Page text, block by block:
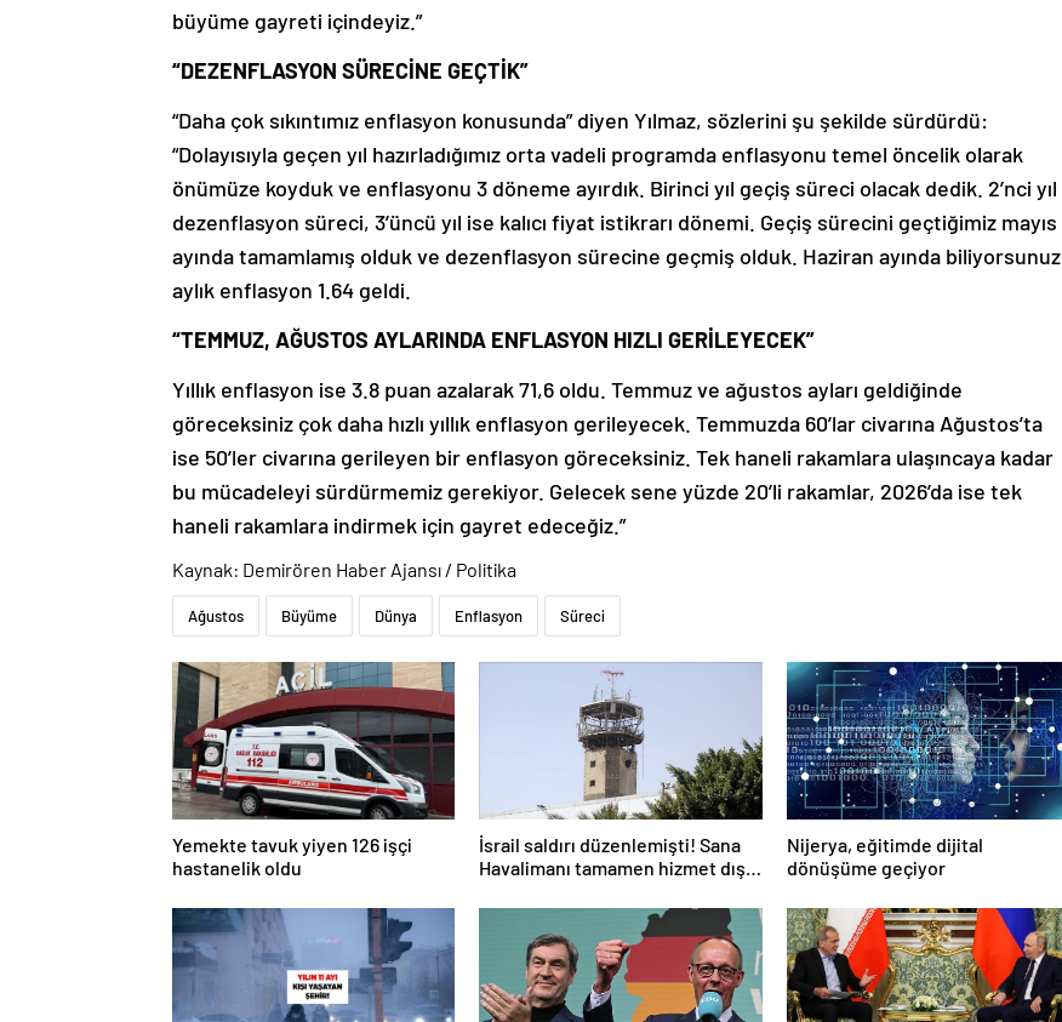
büyüme gayreti içindeyiz.”
“DEZENFLASYON SÜRECİNE GEÇTİK”
“Daha çok sıkıntımız enflasyon konusunda” diyen Yılmaz, sözlerini şu şekilde sürdürdü:
“Dolayısıyla geçen yıl hazırladığımız orta vadeli programda enflasyonu temel öncelik olarak
önümüze koyduk ve enflasyonu 3 döneme ayırdık. Birinci yıl geçiş süreci olacak dedik. 2’nci yıl
dezenflasyon süreci, 3’üncü yıl ise kalıcı fiyat istikrarı dönemi. Geçiş sürecini geçtiğimiz mayıs
ayında tamamlamış olduk ve dezenflasyon sürecine geçmiş olduk. Haziran ayında biliyorsunuz
aylık enflasyon 1.64 geldi.
“TEMMUZ, AĞUSTOS AYLARINDA ENFLASYON HIZLI GERİLEYECEK”
Yıllık enflasyon ise 3.8 puan azalarak 71,6 oldu. Temmuz ve ağustos ayları geldiğinde
göreceksiniz çok daha hızlı yıllık enflasyon gerileyecek. Temmuzda 60’lar civarına Ağustos’ta
ise 50’ler civarına gerileyen bir enflasyon göreceksiniz. Tek haneli rakamlara ulaşıncaya kadar
bu mücadeleyi sürdürmemiz gerekiyor. Gelecek sene yüzde 20’li rakamlar, 2026’da ise tek
haneli rakamlara indirmek için gayret edeceğiz.”
Kaynak: Demirören Haber Ajansı / Politika
Ağustos Büyüme Dünya Enflasyon Süreci
Yemekte tavuk yiyen 126 işçi
hastanelik oldu
İsrail saldırı düzenlemişti! Sana
Havalimanı tamamen hizmet dışı
Nijerya, eğitimde dijital
dönüşüme geçiyor